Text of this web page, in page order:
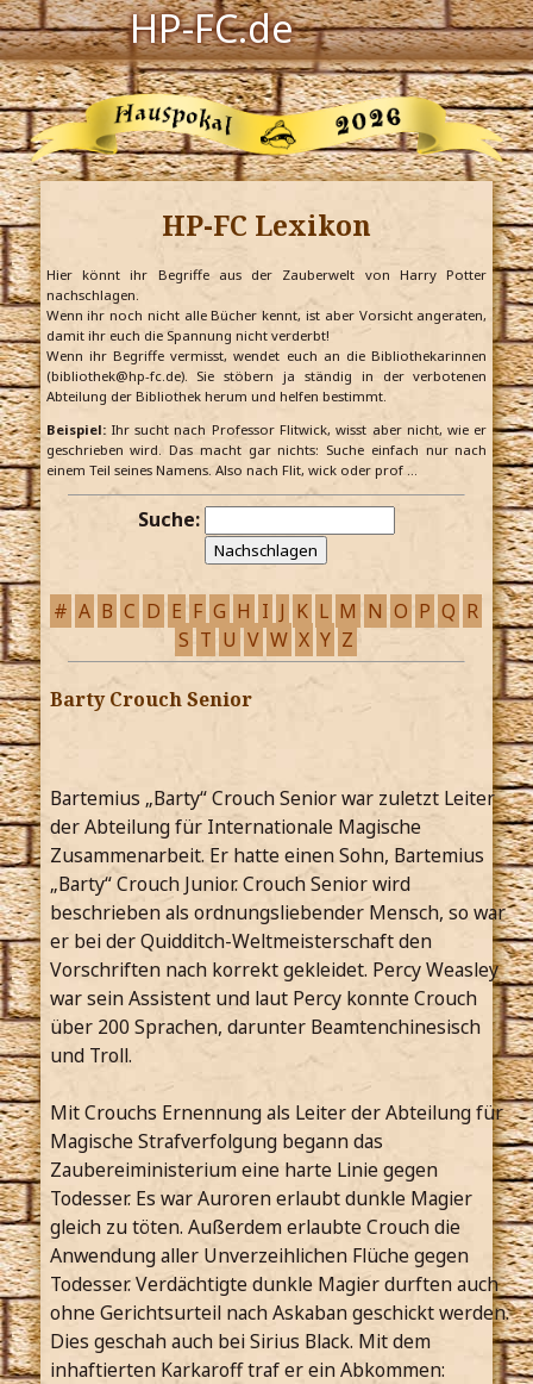
HP-FC.de
Navigation
Harry Potter
Der HP-FC
Hogwarts
Zauberwelt
Willkommen
Jetzt Fanclub-Mitglied werden!
HP-FC Lexikon
Hier könnt ihr Begriffe aus der Zauberwelt von Harry Potter
nachschlagen.
Wenn ihr noch nicht alle Bücher kennt, ist aber Vorsicht angeraten,
damit ihr euch die Spannung nicht verderbt!
Wenn ihr Begriffe vermisst, wendet euch an die Bibliothekarinnen
(bibliothek@hp-fc.de). Sie stöbern ja ständig in der verbotenen
Abteilung der Bibliothek herum und helfen bestimmt.
Beispiel:Ihr sucht nach Professor Flitwick, wisst aber nicht, wie er
geschrieben wird. Das macht gar nichts: Suche einfach nur nach
einem Teil seines Namens. Also nach Flit, wick oder prof …
Suche:
# A B C D E F G H I J K L M N O P Q R
S T U V W X Y Z
Barty Crouch Senior
Bartemius „Barty“ Crouch Senior war zuletzt Leiter
der Abteilung für Internationale Magische
Zusammenarbeit. Er hatte einen Sohn, Bartemius
„Barty“ Crouch Junior. Crouch Senior wird
beschrieben als ordnungsliebender Mensch, so war
er bei der Quidditch-Weltmeisterschaft den
Vorschriften nach korrekt gekleidet. Percy Weasley
war sein Assistent und laut Percy konnte Crouch
über 200 Sprachen, darunter Beamtenchinesisch
und Troll.
Mit Crouchs Ernennung als Leiter der Abteilung für
Magische Strafverfolgung begann das
Zaubereiministerium eine harte Linie gegen
Todesser. Es war Auroren erlaubt dunkle Magier
gleich zu töten. Außerdem erlaubte Crouch die
Anwendung aller Unverzeihlichen Flüche gegen
Todesser. Verdächtigte dunkle Magier durften auch
ohne Gerichtsurteil nach Askaban geschickt werden.
Dies geschah auch bei Sirius Black. Mit dem
inhaftierten Karkaroff traf er ein Abkommen: